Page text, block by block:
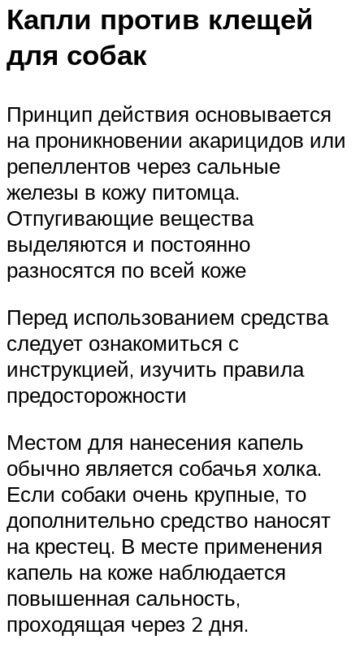
Капли против клещей
для собак
Принцип действия основывается
на проникновении акарицидов или
репеллентов через сальные
железы в кожу питомца.
Отпугивающие вещества
выделяются и постоянно
разносятся по всей коже
Перед использованием средства
следует ознакомиться с
инструкцией, изучить правила
предосторожности
Местом для нанесения капель
обычно является собачья холка.
Если собаки очень крупные, то
дополнительно средство наносят
на крестец. В месте применения
капель на коже наблюдается
повышенная сальность,
проходящая через 2 дня.